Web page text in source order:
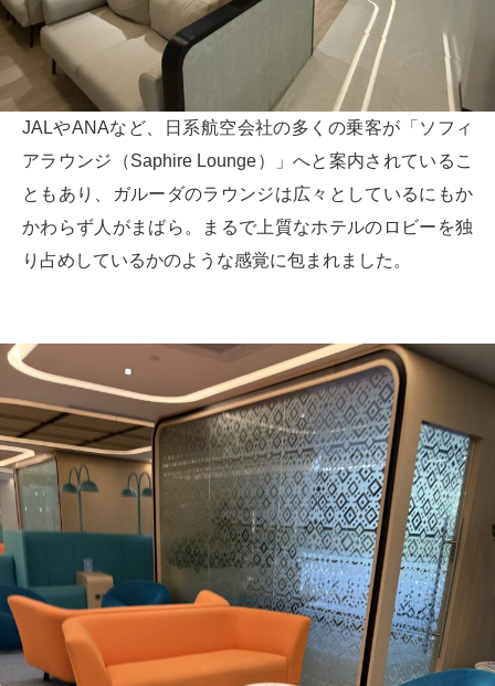
JALやANAなど、日系航空会社の多くの乗客が「ソフィ
アラウンジ（Saphire Lounge）」へと案内されているこ
ともあり、ガルーダのラウンジは広々としているにもか
かわらず人がまばら。まるで上質なホテルのロビーを独
り占めしているかのような感覚に包まれました。